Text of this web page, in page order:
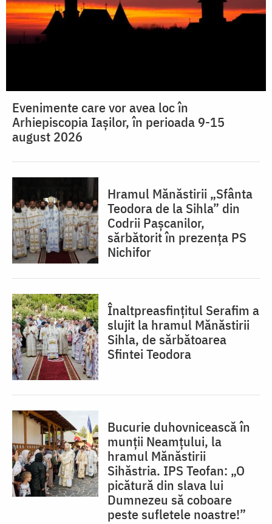
Evenimente care vor avea loc în
Arhiepiscopia Iaşilor, în perioada 9-15
august 2026
Hramul Mănăstirii „Sfânta
Teodora de la Sihla” din
Codrii Pașcanilor,
sărbătorit în prezența PS
Nichifor
Înaltpreasfințitul Serafim a
slujit la hramul Mănăstirii
Sihla, de sărbătoarea
Sfintei Teodora
Bucurie duhovnicească în
munții Neamțului, la
hramul Mănăstirii
Sihăstria. IPS Teofan: „O
picătură din slava lui
Dumnezeu să coboare
peste sufletele noastre!”